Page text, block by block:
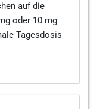
auf die
oder 10 mg
Tagesdosis